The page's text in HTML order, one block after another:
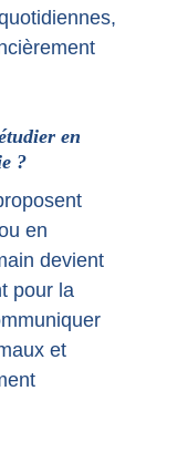
en
?
en
devient
pour la
et